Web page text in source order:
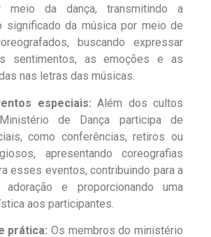
meio da dança, transmitindo a
significado da música por meio de
buscando expressar
sentimentos, as emoções e as
nas letras das músicas.
especiais: Além dos cultos
de Dança participa de
como conferências, retiros ou
apresentando coreografias
esses eventos, contribuindo para a
e proporcionando uma
aos participantes.
prática: Os membros do ministério